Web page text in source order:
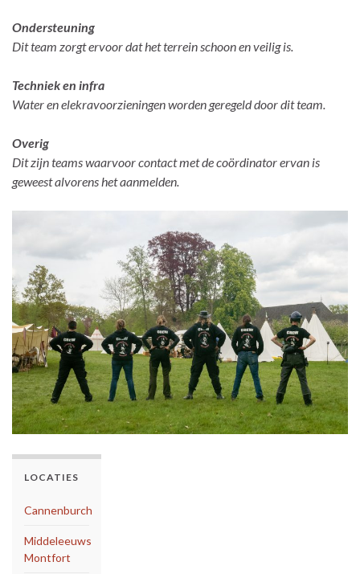
Ondersteuning
Dit team zorgt ervoor dat het terrein schoon en veilig is.
Techniek en infra
Water en elekravoorzieningen worden geregeld door dit team.
Overig
Dit zijn teams waarvoor contact met de coördinator ervan is
geweest alvorens het aanmelden.
LOCATIES
Cannenburch
Middeleeuws
Montfort